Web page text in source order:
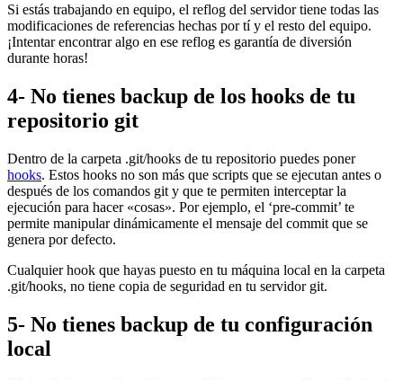
Si estás trabajando en equipo, el reflog del servidor tiene todas las
modificaciones de referencias hechas por tí y el resto del equipo.
¡Intentar encontrar algo en ese reflog es garantía de diversión
durante horas!
4- No tienes backup de los hooks de tu
repositorio git
Dentro de la carpeta .git/hooks de tu repositorio puedes poner
hooks. Estos hooks no son más que scripts que se ejecutan antes o
después de los comandos git y que te permiten interceptar la
ejecución para hacer «cosas». Por ejemplo, el ‘pre-commit’ te
permite manipular dinámicamente el mensaje del commit que se
genera por defecto.
Cualquier hook que hayas puesto en tu máquina local en la carpeta
.git/hooks, no tiene copia de seguridad en tu servidor git.
5- No tienes backup de tu configuración
local